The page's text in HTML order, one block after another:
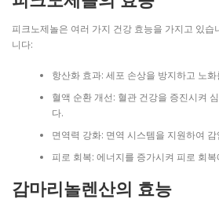
피크노제놀은 여러 가지 건강 효능을 가지고 있습
니다:
항산화 효과: 세포 손상을 방지하고 노
혈액 순환 개선: 혈관 건강을 증진시켜
다.
면역력 강화: 면역 시스템을 지원하여
피로 회복: 에너지를 증가시켜 피로 회
감마리놀렌산의 효능